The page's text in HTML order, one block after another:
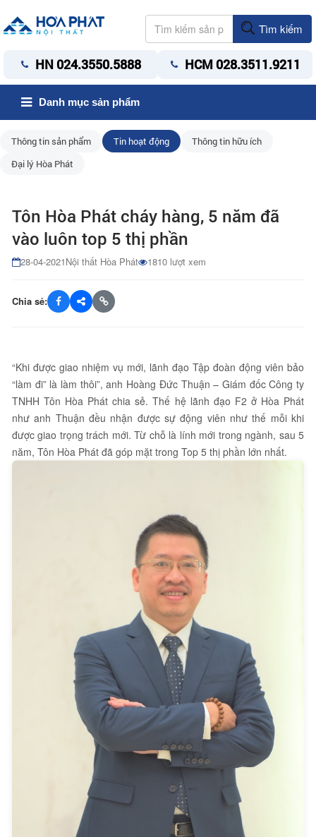
Tìm kiếm
HN 024.3550.5888 HCM 028.3511.9211
Danh mục sản phẩm
Thông tin sản phẩm Tin hoạt động
Thông tin hữu ích
Đại lý Hòa Phát
Tôn Hòa Phát cháy hàng, 5 năm đã
vào luôn top 5 thị phần
28-04-2021Nội thất Hòa Phát 1810 lượt xem
Chia sẻ:
“Khi được giao nhiệm vụ mới, lãnh đạo Tập đoàn động viên bảo
“làm đi” là làm thôi”, anh Hoàng Đức Thuận – Giám đốc Công ty
TNHH Tôn Hòa Phát chia sẻ. Thế hệ lãnh đạo F2 ở Hòa Phát
như anh Thuận đều nhận được sự động viên như thế mỗi khi
được giao trọng trách mới. Từ chỗ là lính mới trong ngành, sau 5
năm, Tôn Hòa Phát đã góp mặt trong Top 5 thị phần lớn nhất.